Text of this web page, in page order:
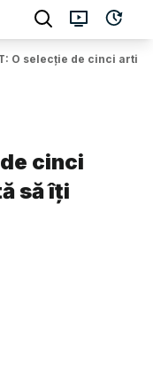
O selecție de cinci
de cinci
să îți